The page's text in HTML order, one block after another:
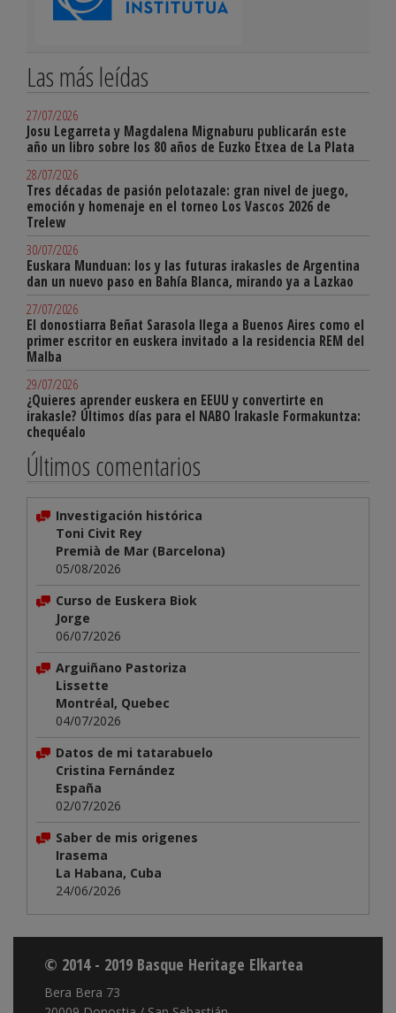
Las más leídas
27/07/2026
Josu Legarreta y Magdalena Mignaburu publicarán este
año un libro sobre los 80 años de Euzko Etxea de La Plata
28/07/2026
Tres décadas de pasión pelotazale: gran nivel de juego,
emoción y homenaje en el torneo Los Vascos 2026 de
Trelew
30/07/2026
Euskara Munduan: los y las futuras irakasles de Argentina
dan un nuevo paso en Bahía Blanca, mirando ya a Lazkao
27/07/2026
El donostiarra Beñat Sarasola llega a Buenos Aires como el
primer escritor en euskera invitado a la residencia REM del
Malba
29/07/2026
¿Quieres aprender euskera en EEUU y convertirte en
irakasle? Últimos días para el NABO Irakasle Formakuntza:
chequéalo
Últimos comentarios
Investigación histórica
Toni Civit Rey
Premià de Mar (Barcelona)
05/08/2026
Curso de Euskera Biok
Jorge
06/07/2026
Arguiñano Pastoriza
Lissette
Montréal, Quebec
04/07/2026
Datos de mi tatarabuelo
Cristina Fernández
España
02/07/2026
Saber de mis origenes
Irasema
La Habana, Cuba
24/06/2026
© 2014 - 2019 Basque Heritage Elkartea
Bera Bera 73